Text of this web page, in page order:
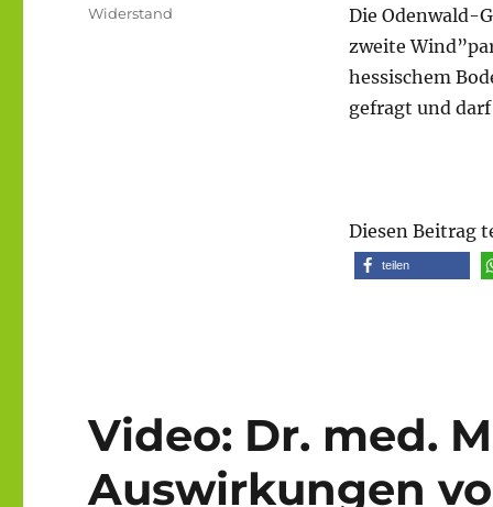
Die Odenwald-
zweite
hessischem
gefragt und
Diesen Beitrag
teilen
Schlagwörter
Widerstand
Video: Dr. med.
Auswirkungen